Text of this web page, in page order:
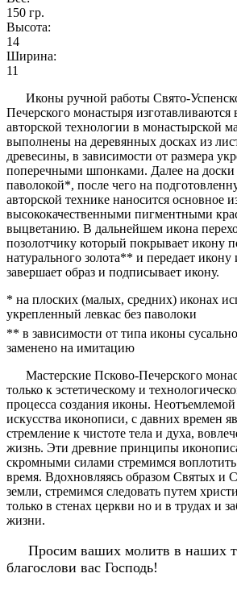
150 гр.
Высота:
14
Ширина:
11
Иконы ручной работы Свято-
Печерского монастыря
авторской технологии в монастырской
выполнены на деревянных досках из
древесины, в зависимости от размера
поперечными шпонками. Далее на доски
паволокой*, после чего на
авторской технике наносится основное
высококачественными пигментными
выцветанию. В дальнейшем икона
позолотчику который покрывает икону
натурального золота** и передает
завершает образ и подписывает икону.
* на плоских (малых, средних) иконах
укрепленный левкас без паволоки
** в зависимости от типа иконы
заменено на имитацию
Мастерские Псково-Печерского
только к эстетическому и
процесса создания иконы.
искусства иконописи, с давних времен
стремление к чистоте тела и духа,
жизнь. Эти древние принципы
скромными силами стремимся
время. Вдохновляясь образом Святых и
земли, стремимся следовать путем
только в стенах церкви но и в трудах и
жизни.
Просим ваших молитв в наших
благослови вас Господь!